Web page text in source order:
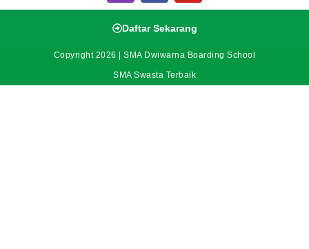
Daftar Sekarang
Copyright 2026 | SMA Dwiwarna Boarding School
SMA Swasta Terbaik